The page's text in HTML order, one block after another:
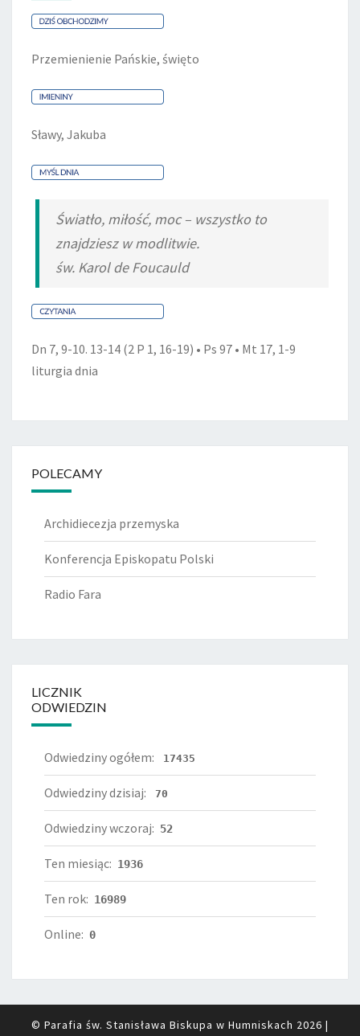
Przemienienie Pańskie, święto
Sławy, Jakuba
Światło, miłość, moc – wszystko to
znajdziesz w modlitwie.
św. Karol de Foucauld
Dn 7, 9-10. 13-14 (2 P 1, 16-19) • Ps 97 • Mt 17, 1-9
liturgia dnia
POLECAMY
Archidiecezja przemyska
Konferencja Episkopatu Polski
Radio Fara
LICZNIK
ODWIEDZIN
Odwiedziny ogółem: 17435
Odwiedziny dzisiaj: 70
Odwiedziny wczoraj: 52
Ten miesiąc: 1936
Ten rok: 16989
Online: 0
© Parafia św. Stanisława Biskupa w Humniskach 2026 |